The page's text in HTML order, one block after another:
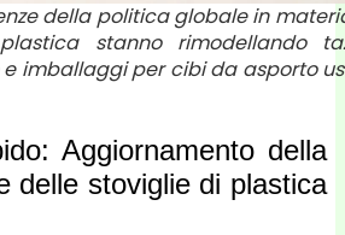
della politica globale in
stanno rimodellando
imballaggi per cibi da asporto
Aggiornamento della
delle stoviglie di plastica